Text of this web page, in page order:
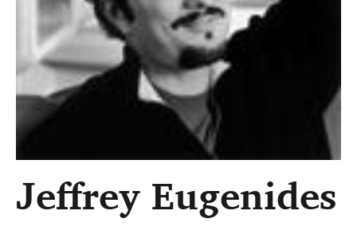
Jeffrey Eugenides